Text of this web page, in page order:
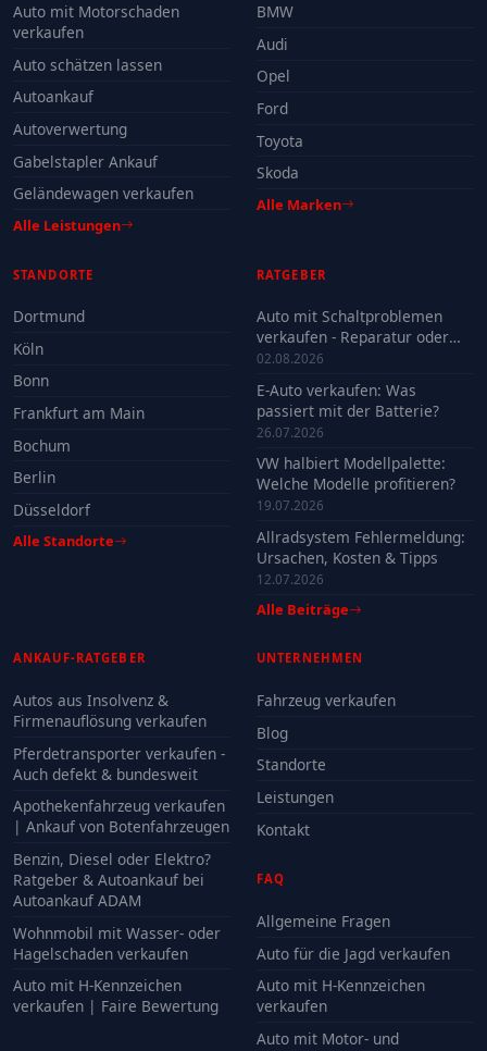
Auto mit Motorschaden
verkaufen
Auto schätzen lassen
Autoankauf
Autoverwertung
Gabelstapler Ankauf
Geländewagen verkaufen
Alle Leistungen
BMW
Audi
Opel
Ford
Toyota
Skoda
Alle Marken
STANDORTE
Dortmund
Köln
Bonn
Frankfurt am Main
Bochum
Berlin
Düsseldorf
Alle Standorte
RATGEBER
Auto mit Schaltproblemen
verkaufen - Reparatur oder
Verkauf?
02.08.2026
E-Auto verkaufen: Was
passiert mit der Batterie?
26.07.2026
VW halbiert Modellpalette:
Welche Modelle profitieren?
19.07.2026
Allradsystem Fehlermeldung:
Ursachen, Kosten & Tipps
12.07.2026
Alle Beiträge
ANKAUF-RATGEBER
Autos aus Insolvenz &
Firmenauflösung verkaufen
Pferdetransporter verkaufen -
Auch defekt & bundesweit
Apothekenfahrzeug verkaufen
| Ankauf von Botenfahrzeugen
Benzin, Diesel oder Elektro?
Ratgeber & Autoankauf bei
Autoankauf ADAM
Wohnmobil mit Wasser- oder
Hagelschaden verkaufen
Auto mit H-Kennzeichen
verkaufen | Faire Bewertung
UNTERNEHMEN
Fahrzeug verkaufen
Blog
Standorte
Leistungen
Kontakt
FAQ
Allgemeine Fragen
Auto für die Jagd verkaufen
Auto mit H-Kennzeichen
verkaufen
Auto mit Motor- und